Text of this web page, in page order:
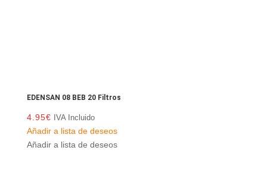
EDENSAN 08 BEB 20 Filtros
4.95€ IVA Incluido
Añadir a lista de deseos
Añadir a lista de deseos